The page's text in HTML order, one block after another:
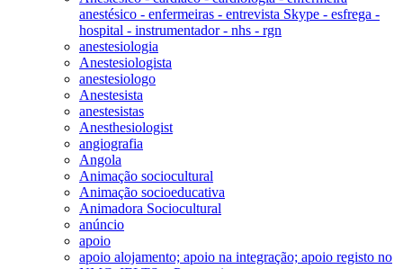
anestésico - enfermeiras - entrevista Skype - esfrega -
hospital - instrumentador - nhs - rgn
anestesiologia
Anestesiologista
anestesiologo
Anestesista
anestesistas
Anesthesiologist
angiografia
Angola
Animação sociocultural
Animação socioeducativa
Animadora Sociocultural
anúncio
apoio
apoio alojamento; apoio na integração; apoio registo no